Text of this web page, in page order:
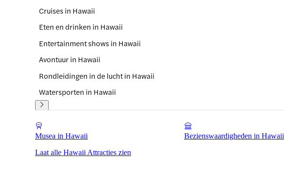
Cruises in Hawaii
Eten en drinken in Hawaii
Entertainment shows in Hawaii
Avontuur in Hawaii
Rondleidingen in de lucht in Hawaii
Watersporten in Hawaii
Musea in Hawaii Bezienswaardigheden in Hawaii
Laat alle Hawaii Attracties zien